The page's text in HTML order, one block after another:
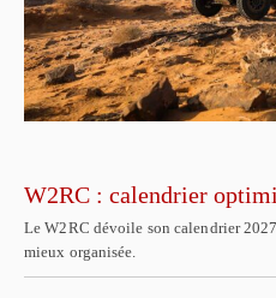
W2RC : calendrier
Le W2RC dévoile son calendrier
mieux organisée.